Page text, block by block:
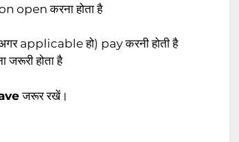
करना होता है
applicable हो) pay करनी होती है
होता है
जरूर रखें।